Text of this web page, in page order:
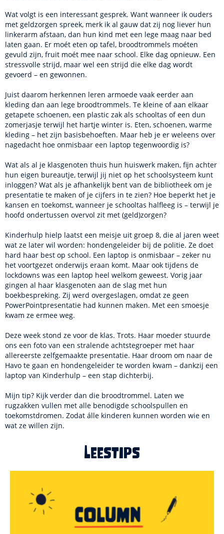
Wat volgt is een interessant gesprek. Want wanneer ik ouders
met geldzorgen spreek, merk ik al gauw dat zij nog liever hun
linkerarm afstaan, dan hun kind met een lege maag naar bed
laten gaan. Er moét eten op tafel, broodtrommels moéten
gevuld zijn, fruit moét mee naar school. Elke dag opnieuw. Een
stressvolle strijd, maar wel een strijd die elke dag wordt
gevoerd – en gewonnen.
Juist daarom herkennen leren armoede vaak eerder aan
kleding dan aan lege broodtrommels. Te kleine of aan elkaar
getapete schoenen, een plastic zak als schooltas of een dun
zomerjasje terwijl het hartje winter is. Eten, schoenen, warme
kleding – het zijn basisbehoeften. Maar heb je er weleens over
nagedacht hoe onmisbaar een laptop tegenwoordig is?
Wat als al je klasgenoten thuis hun huiswerk maken, fijn achter
hun eigen bureautje, terwijl jij niet op het schoolsysteem kunt
inloggen? Wat als je afhankelijk bent van de bibliotheek om je
presentatie te maken of je cijfers in te zien? Hoe beperkt het je
kansen en toekomst, wanneer je schooltas halfleeg is – terwijl je
hoofd ondertussen overvol zit met (geld)zorgen?
Kinderhulp hielp laatst een meisje uit groep 8, die al jaren weet
wat ze later wil worden: hondengeleider bij de politie. Ze doet
hard haar best op school. Een laptop is onmisbaar – zeker nu
het voortgezet onderwijs eraan komt. Maar ook tijdens de
lockdowns was een laptop heel welkom geweest. Vorig jaar
gingen al haar klasgenoten aan de slag met hun
boekbespreking. Zij werd overgeslagen, omdat ze geen
PowerPointpresentatie had kunnen maken. Met een smoesje
kwam ze ermee weg.
Deze week stond ze voor de klas. Trots. Haar moeder stuurde
ons een foto van een stralende achtstegroeper met haar
allereerste zelfgemaakte presentatie. Haar droom om naar de
Havo te gaan en hondengeleider te worden kwam – dankzij een
laptop van Kinderhulp – een stap dichterbij.
Mijn tip? Kijk verder dan die broodtrommel. Laten we
rugzakken vullen met alle benodigde schoolspullen en
toekomstdromen. Zodat álle kinderen kunnen worden wie en
wat ze willen zijn.
Leestips